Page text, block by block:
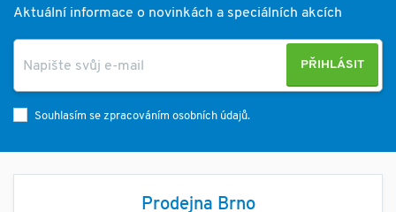
Aktuální informace o novinkách a speciálních akcích
PŘIHLÁSIT
Souhlasím se zpracováním osobních údajů.
Prodejna Brno